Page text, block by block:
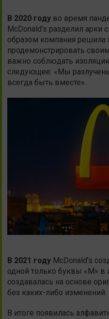
В 2020 году во время
McDonald’s разделил арки
образом компания решила
продемонстрировать
важно соблюдать
следующее: «Мы
всегда быть вместе».
В 2021 году McDonald’s
одной только буквы «M» в
создавалась на основе
без каких-либо изменений.
В итоге появилась